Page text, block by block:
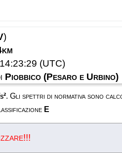
)
(UTC)
Piobbico (Pesaro e Urbino)
. Gli spettri di normativa sono
E